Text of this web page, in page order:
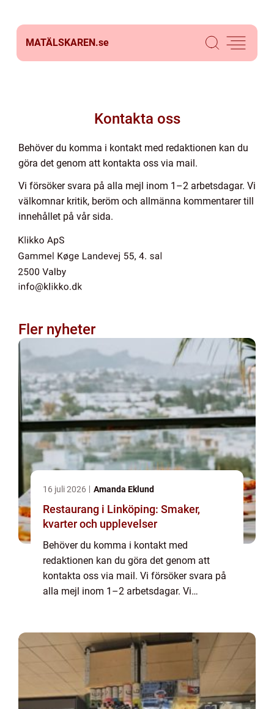
MATÄLSKAREN.se
Kontakta oss
Behöver du komma i kontakt med redaktionen kan du
göra det genom att kontakta oss via mail.
Vi försöker svara på alla mejl inom 1–2 arbetsdagar. Vi
välkomnar kritik, beröm och allmänna kommentarer till
innehållet på vår sida.
Fler nyheter
16 juli 2026 Amanda Eklund
Restaurang i Linköping: Smaker,
kvarter och upplevelser
Behöver du komma i kontakt med
redaktionen kan du göra det genom att
kontakta oss via mail. Vi försöker svara på
alla mejl inom 1–2 arbetsdagar. Vi